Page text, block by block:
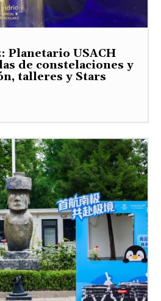
Planetario USACH
de constelaciones y
talleres y Stars